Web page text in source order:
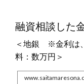
融資相談した
＜地銀 ※金利は
料：数万円＞